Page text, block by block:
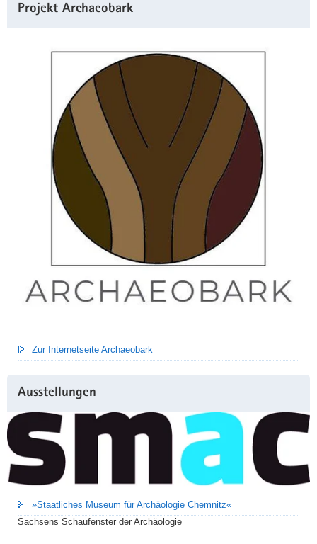
Projekt Archaeobark
Zur Internetseite Archaeobark
Ausstellungen
»Staatliches Museum für Archäologie Chemnitz«
Sachsens Schaufenster der Archäologie